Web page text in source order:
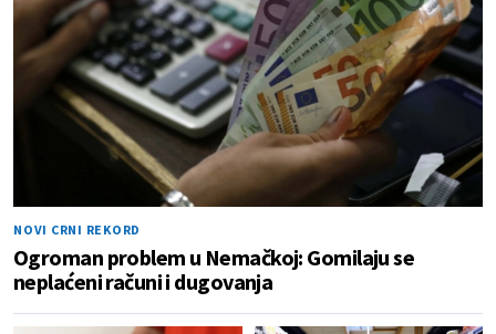
NOVI CRNI REKORD
Ogroman problem u Nemačkoj: Gomilaju se
neplaćeni računi i dugovanja